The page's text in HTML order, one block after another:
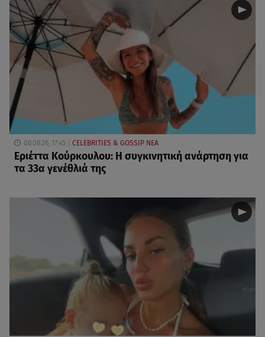
08.08.26, 17:45 CELEBRITIES & GOSSIP ΝΕΑ
Εριέττα Κούρκουλου: Η συγκινητική ανάρτηση για
τα 33α γενέθλιά της